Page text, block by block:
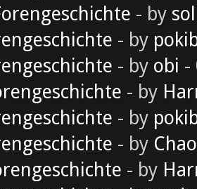
- by
- by
- by obi -
- by
- by
- by
- by